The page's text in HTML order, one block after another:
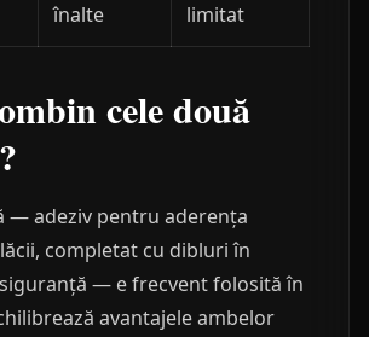
înalte
limitat
cele două
— adeziv pentru aderența
completat cu dibluri în
— e frecvent folosită în
avantajele ambelor